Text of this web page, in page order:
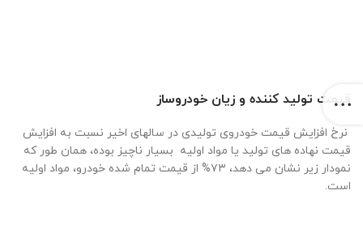
قیمت تولید کننده و زیان خودروساز
نرخ افزایش قیمت خودروی تولیدی در سالهای اخیر نسبت به افزایش
قیمت نهاده های تولید یا مواد اولیه بسیار ناچیز بوده، همان طور که
نمودار زیر نشان می دهد، ۷۳% از قیمت تمام شده خودرو، مواد اولیه
است.